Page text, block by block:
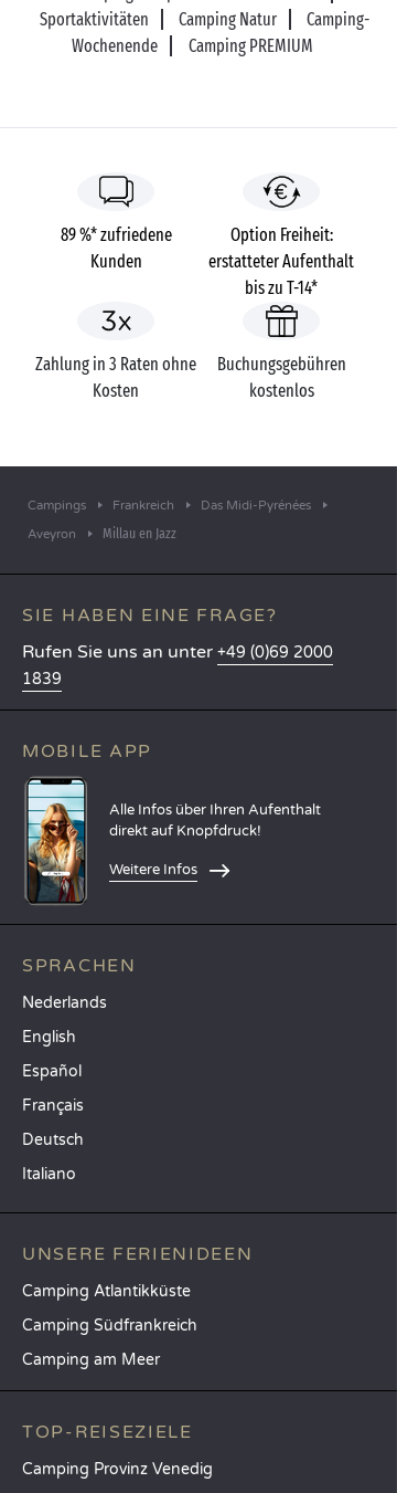
Sportaktivitäten
Camping Natur
Camping-
Wochenende
Camping PREMIUM
89 %* zufriedene
Kunden
Option Freiheit:
erstatteter Aufenthalt
bis zu T-14*
Zahlung in 3 Raten ohne
Kosten
Buchungsgebühren
kostenlos
Campings Frankreich
Das Midi-Pyrénées
Aveyron
Millau en Jazz
SIE HABEN EINE FRAGE?
Rufen Sie uns an unter +49 (0)69 2000
1839
MOBILE APP
Alle Infos über Ihren Aufenthalt
direkt auf Knopfdruck!
Weitere Infos
SPRACHEN
Nederlands
English
Español
Français
Deutsch
Italiano
UNSERE FERIENIDEEN
Camping Atlantikküste
Camping Südfrankreich
Camping am Meer
TOP-REISEZIELE
Camping Provinz Venedig